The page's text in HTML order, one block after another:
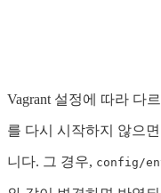
Vagrant 설정에 따라 다
를 다시 시작하지 않으
니다. 그 경우, config/